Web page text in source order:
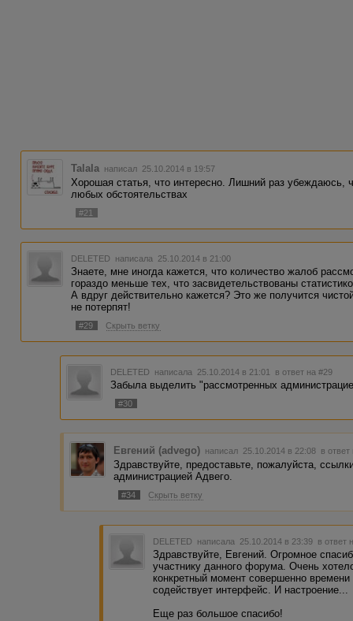
Talala написал 25.10.2014 в 19:57
Хорошая статья, что интересно. Лишний раз убеждаюсь,
любых обстоятельствах
#21
DELETED написала 25.10.2014 в 21:00
Знаете, мне иногда кажется, что количество жалоб
гораздо меньше тех, что засвидетельствованы
А вдруг действительно кажется? Это же получится
не потерпят!
#29 Скрыть ветку
DELETED написала 25.10.2014 в 21:01 в ответ на #29
Забыла выделить "рассмотренных
#30
Евгений (advego) написал 25.10.2014 в 22:08 в ответ
Здравствуйте, предоставьте, пожалуйста,
администрацией Адвего.
#34 Скрыть ветку
DELETED написала 25.10.2014 в 23:39 в ответ
Здравствуйте, Евгений. Огромное
участнику данного форума. Очень
конкретный момент совершенно
содействует интерфейс. И настроение...
Еще раз большое спасибо!